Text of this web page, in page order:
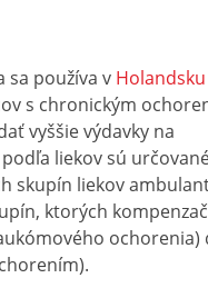
sa používa v Holandsku
s chronickým
vyššie výdavky na
liekov sú
skupín liekov
ktorých
ochorenia)